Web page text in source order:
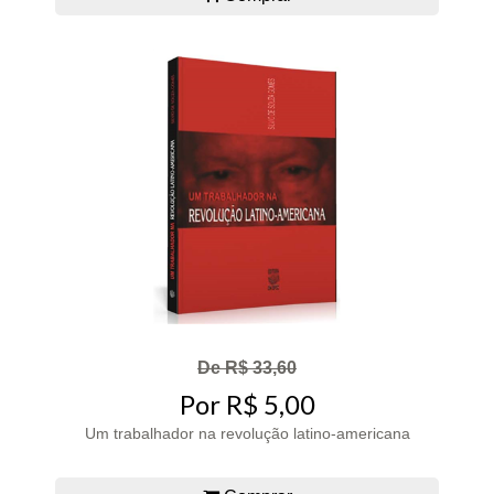
De R$ 33,60
Por R$ 5,00
Um trabalhador na revolução latino-americana